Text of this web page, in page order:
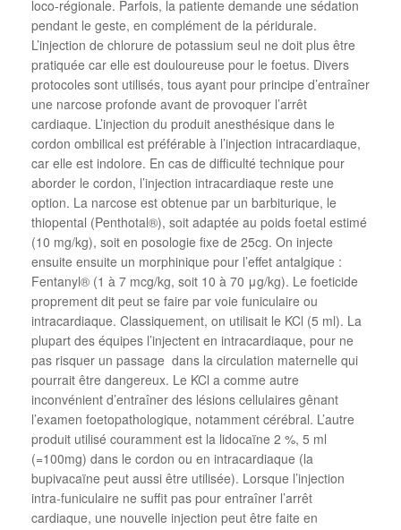
loco-régionale. Parfois, la patiente demande une sédation
pendant le geste, en complément de la péridurale.
L’injection de chlorure de potassium seul ne doit plus être
pratiquée car elle est douloureuse pour le foetus. Divers
protocoles sont utilisés, tous ayant pour principe d’entraîner
une narcose profonde avant de provoquer l’arrêt
cardiaque. L’injection du produit anesthésique dans le
cordon ombilical est préférable à l’injection intracardiaque,
car elle est indolore. En cas de difficulté technique pour
aborder le cordon, l’injection intracardiaque reste une
option. La narcose est obtenue par un barbiturique, le
thiopental (Penthotal®), soit adaptée au poids foetal estimé
(10 mg/kg), soit en posologie fixe de 25cg. On injecte
ensuite ensuite un morphinique pour l’effet antalgique :
Fentanyl® (1 à 7 mcg/kg, soit 10 à 70 μg/kg). Le foeticide
proprement dit peut se faire par voie funiculaire ou
intracardiaque. Classiquement, on utilisait le KCl (5 ml). La
plupart des équipes l’injectent en intracardiaque, pour ne
pas risquer un passage dans la circulation maternelle qui
pourrait être dangereux. Le KCl a comme autre
inconvénient d’entraîner des lésions cellulaires gênant
l’examen foetopathologique, notamment cérébral. L’autre
produit utilisé couramment est la lidocaïne 2 %, 5 ml
(=100mg) dans le cordon ou en intracardiaque (la
bupivacaïne peut aussi être utilisée). Lorsque l’injection
intra-funiculaire ne suffit pas pour entraîner l’arrêt
cardiaque, une nouvelle injection peut être faite en